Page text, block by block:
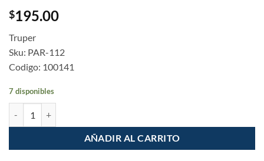
$195.00
Truper
Sku: PAR-112
Codigo: 100141
7 disponibles
AÑADIR AL CARRITO